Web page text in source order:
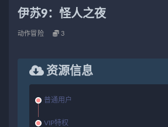
伊苏9：怪人之夜
动作冒险 3
资源信息
普通用户
VIP特权